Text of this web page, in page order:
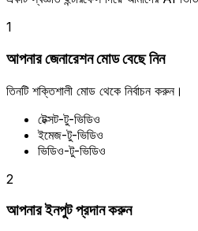
1
আপনার জেনারেশন মোড বেছে নিন
তিনটি শক্তিশালী মোড থেকে নির্বাচন করুন।
টেক্সট-টু-ভিডিও
ইমেজ-টু-ভিডিও
ভিডিও-টু-ভিডিও
2
আপনার ইনপুট প্রদান করুন